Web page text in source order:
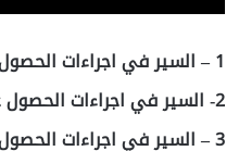
1 – السير في اجراءات الحصول على هوية جديدة
2- السير في اجراءات الحصول على شهادة القيادة.
3 – السير في اجراءات الحصول على جواز سفر.